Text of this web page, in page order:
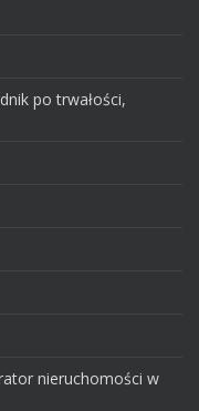
po trwałości,
nieruchomości w